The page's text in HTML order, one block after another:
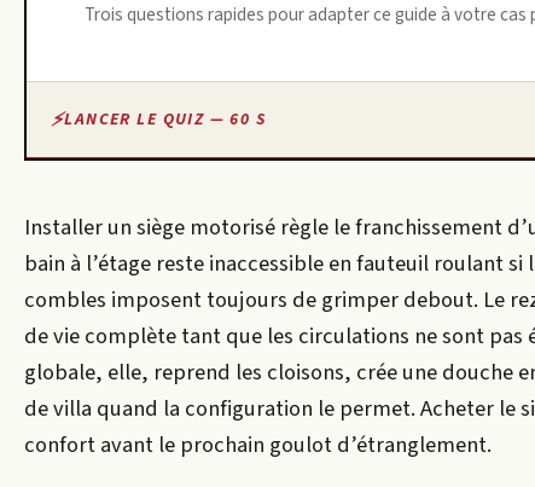
Trois questions rapides pour adapter ce guide à votre cas
LANCER LE QUIZ — 60 S
Installer un siège motorisé règle le franchissement
bain à l’étage reste inaccessible en fauteuil roulant si
combles imposent toujours de grimper debout. Le
de vie complète tant que les circulations ne sont pas
globale, elle, reprend les cloisons, crée une douche
de villa quand la configuration le permet. Acheter le
confort avant le prochain goulot d’étranglement.